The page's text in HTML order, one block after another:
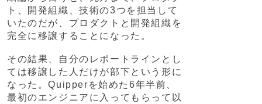
ト、開発組織、技術の3つを担当して
いたのだが、プロダクトと開発組織を
完全に移譲することになった。
その結果、自分のレポートラインとし
ては移譲した人だけが部下という形に
なった。Quipperを始めた6年半前、
最初のエンジニアに入ってもらって以